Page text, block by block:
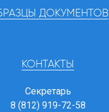
ДОКУМЕНТОВ
КОНТАКТЫ
Секретарь
8 (812) 919-72-58